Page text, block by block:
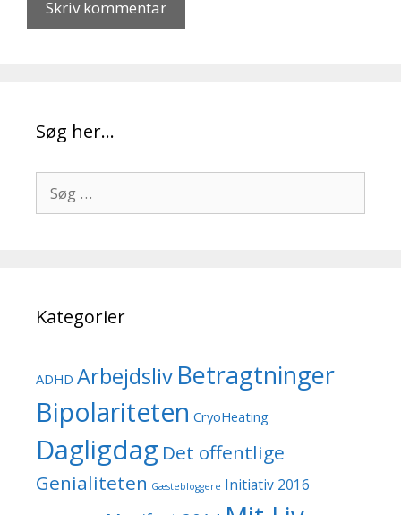
Søg her…
efter:
Kategorier
ADHD Arbejdsliv Betragtninger
Bipolariteten CryoHeating
Dagligdag Det offentlige
Genialiteten Gæstebloggere Initiativ 2016